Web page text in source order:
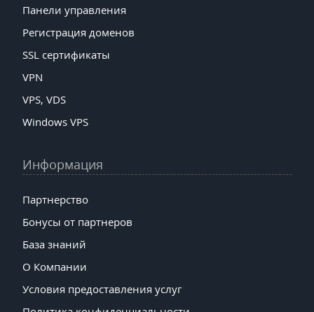
Панели управления
Регистрация доменов
SSL сертификаты
VPN
VPS, VDS
Windows VPS
Информация
Партнерство
Бонусы от партнеров
База знаний
О Компании
Условия предоставления услуг